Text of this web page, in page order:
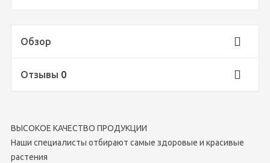
Обзор
Отзывы 0
ВЫСОКОЕ КАЧЕСТВО ПРОДУКЦИИ
Наши специалисты отбирают самые здоровые и красивые
растения